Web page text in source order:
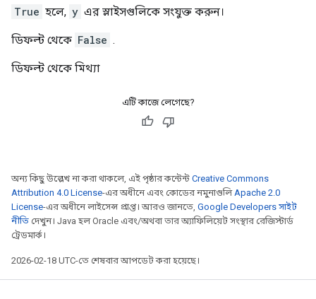
True হলে, y এর স্লাইসগুলিকে সংযুক্ত করুন।
ডিফল্ট থেকে False .
ডিফল্ট থেকে মিথ্যা
এটি কাজে লেগেছে?
অন্য কিছু উল্লেখ না করা থাকলে, এই পৃষ্ঠার কন্টেন্ট Creative Commons
Attribution 4.0 License-এর অধীনে এবং কোডের নমুনাগুলিApache 2.0
License-এর অধীনে লাইসেন্স প্রাপ্ত। আরও জানতে, Google Developers সাইট
নীতি দেখুন। Java হল Oracle এবং/অথবা তার অ্যাফিলিয়েট সংস্থার রেজিস্টার্ড
ট্রেডমার্ক।
2026-02-18 UTC-তে শেষবার আপডেট করা হয়েছে।